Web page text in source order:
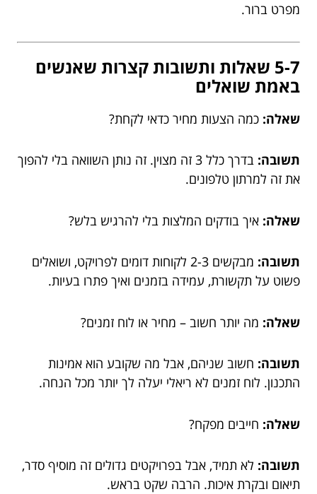
מפרט ברור.
5-7 שאלות ותשובות קצרות שאנשים
באמת שואלים
שאלה: כמה הצעות מחיר כדאי לקחת?
תשובה:
בדרך כלל 3 זה מצוין. זה נותן השוואה בלי להפוך
את זה למרתון טלפונים.
שאלה: איך בודקים המלצות בלי להרגיש בלש?
תשובה:
מבקשים 2-3 לקוחות דומים לפרויקט, ושואלים
פשוט על תקשורת, עמידה בזמנים ואיך פתרו בעיות.
שאלה: מה יותר חשוב – מחיר או לוח זמנים?
תשובה: חשוב שניהם, אבל מה שקובע הוא אמינות
התכנון. לוח זמנים לא ריאלי יעלה לך יותר מכל הנחה.
שאלה: חייבים מפקח?
תשובה: לא תמיד, אבל בפרויקטים גדולים זה מוסיף סדר,
תיאום ובקרת איכות. הרבה שקט בראש.